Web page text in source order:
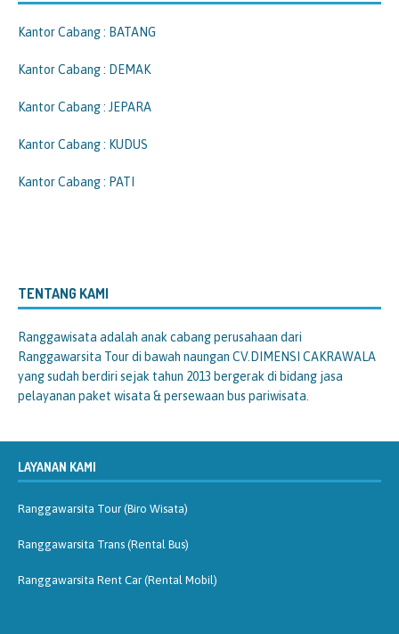
Kantor Cabang : BATANG
Kantor Cabang : DEMAK
Kantor Cabang : JEPARA
Kantor Cabang : KUDUS
Kantor Cabang : PATI
TENTANG KAMI
Ranggawisata adalah anak cabang perusahaan dari
Ranggawarsita Tour di bawah naungan CV.DIMENSI CAKRAWALA
yang sudah berdiri sejak tahun 2013 bergerak di bidang jasa
pelayanan paket wisata & persewaan bus pariwisata.
LAYANAN KAMI
Ranggawarsita Tour (Biro Wisata)
Ranggawarsita Trans (Rental Bus)
Ranggawarsita Rent Car (Rental Mobil)